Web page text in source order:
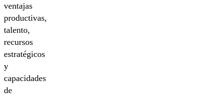
ventajas
productivas,
talento,
recursos
estratégicos
y
capacidades
de